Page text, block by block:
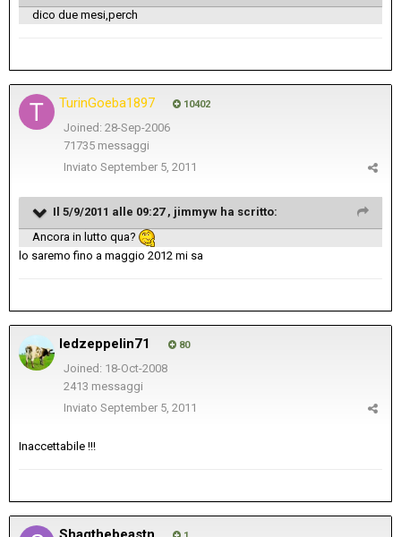
dico due mesi,perch
TurinGoeba1897 10402
Joined: 28-Sep-2006
71735 messaggi
Inviato September 5, 2011
Il 5/9/2011 alle 09:27 , jimmyw ha scritto:
Ancora in lutto qua?
lo saremo fino a maggio 2012 mi sa
ledzeppelin71 80
Joined: 18-Oct-2008
2413 messaggi
Inviato September 5, 2011
Inaccettabile !!!